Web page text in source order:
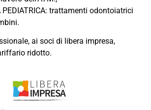
PEDIATRICA: trattamenti odontoiatrici
ai soci di libera impresa,
ridotto.